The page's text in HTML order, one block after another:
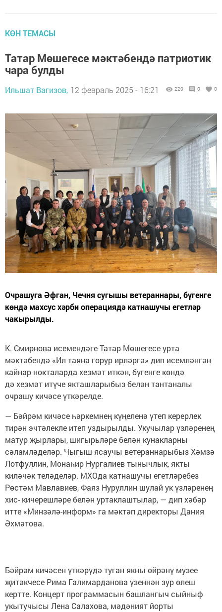
КӨН ТЕМАСЫ
Татар Мөшегесе мәктәбендә патриотик
чара булды
Ильшат Вагизов, 12 февраль 2025 - 16:21 220 0 0
Очрашуга Әфган, Чечня сугышы ветераннары, бүгенге
көндә махсус хәрби операциядә катнашучы егетләр
чакырылды.
К. Смирнова исемендәге Татар Мөшегесе урта
мәктәбендә «Ил таяна горур ирләргә» дип исемләнгән
кайнар нокталарда хезмәт иткән, бүгенге көндә
дә хезмәт итүче якташларыбыз белән тантаналы
очрашу кичәсе үткәрелде.
— Бәйрәм кичәсе һәркемнең күңеленә үтеп керерлек
тирән эчтәлекле итеп уздырылды. Укучылар үзләренең
матур җырлары, шигырьләре белән кунакларны
сәламләделәр. Чыгыш ясаучы ветераннарыбыз Хәмзә
Лотфуллин, Монаһир Нургалиев тынычлык, якты
киләчәк теләделәр. МХОда катнашучы егетләребез
Рөстәм Мавлавиев, Фаяз Нуруллин шулай ук үзләренең
хис- кичерешләре белән уртаклаштылар, — дип хәбәр
итте «Минзәлә-информ» га мәктәп директоры Дания
Әхмәтова.
Бәйрәм кичәсен үткәрүдә туган якны өйрәнү музее
җитәкчесе Рима Галимарданова үзеннән зур өлеш
кертте. Концерт программасын башлангыч сыйныф
укытучысы Лена Салахова, мәдәният йорты